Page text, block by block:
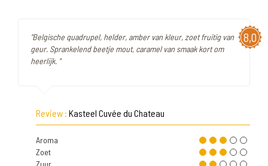
8,0
"Belgische quadrupel, helder, amber van kleur, zoet fruitig van
geur. Sprankelend beetje mout, caramel van smaak kort om
heerlijk. "
Review : Kasteel Cuvée du Chateau
Aroma
Zoet
Zuur